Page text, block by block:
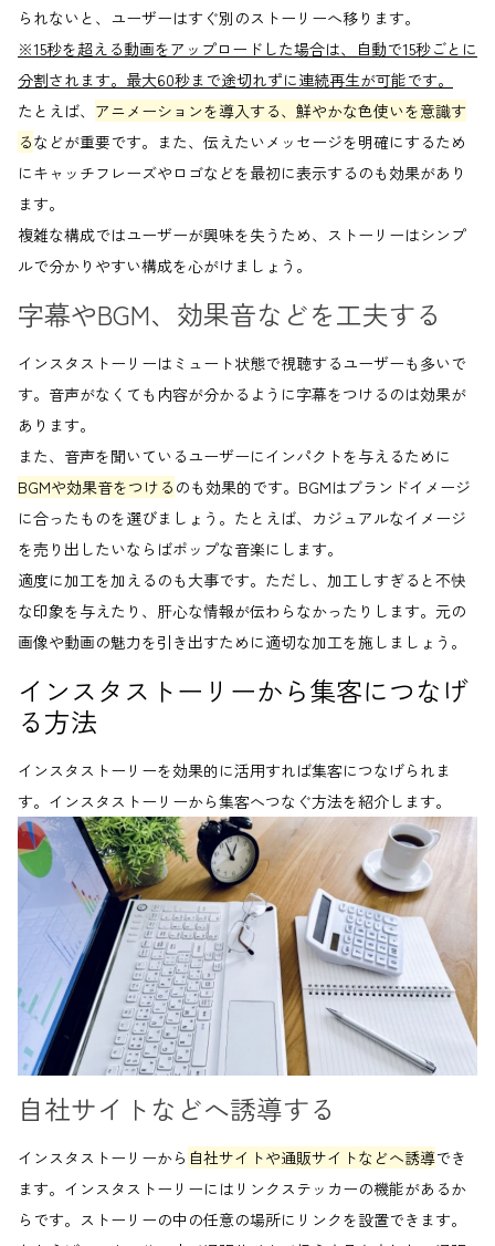
られないと、ユーザーはすぐ別のストーリーへ移ります。
※15秒を超える動画をアップロードした場合は、自動で15秒ごとに
分割されます。最大60秒まで途切れずに連続再生が可能です。
たとえば、 アニメーションを導入する、鮮やかな色使いを意識す
るなどが重要です。また、伝えたいメッセージを明確にするため
にキャッチフレーズやロゴなどを最初に表示するのも効果があり
ます。
複雑な構成ではユーザーが興味を失うため、ストーリーはシンプ
ルで分かりやすい構成を心がけましょう。
字幕やBGM、効果音などを工夫する
インスタストーリーはミュート状態で視聴するユーザーも多いで
す。音声がなくても内容が分かるように字幕をつけるのは効果が
あります。
また、音声を聞いているユーザーにインパクトを与えるために
BGMや効果音をつける のも効果的です。BGMはブランドイメージ
に合ったものを選びましょう。たとえば、カジュアルなイメージ
を売り出したいならばポップな音楽にします。
適度に加工を加えるのも大事です。ただし、加工しすぎると不快
な印象を与えたり、肝心な情報が伝わらなかったりします。元の
画像や動画の魅力を引き出すために適切な加工を施しましょう。
インスタストーリーから集客につなげ
る方法
インスタストーリーを効果的に活用すれば集客につなげられま
す。インスタストーリーから集客へつなぐ方法を紹介します。
自社サイトなどへ誘導する
インスタストーリーから 自社サイトや通販サイトなどへ誘導でき
ます。インスタストーリーにはリンクステッカーの機能があるか
らです。ストーリーの中の任意の場所にリンクを設置できます。